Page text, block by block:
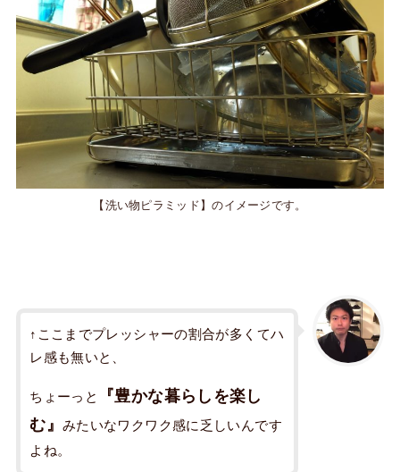
【洗い物ピラミッド】のイメージです。
↑ここまでプレッシャーの割合が多くてハ
レ感も無いと、
ちょーっと
『豊かな暮らしを楽し
む』
みたいなワクワク感に乏しいんです
よね。